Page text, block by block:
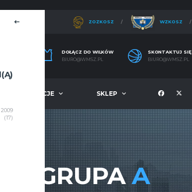
ZOZKOSZ WZKOSZ
DOŁĄCZ DO WILKÓW
BIURO@WMSZ.PL
SKONTAKTUJ SIĘ
BIURO@WMSZ.PL
INFORMACJE SKLEP
(17)
GRUPAA